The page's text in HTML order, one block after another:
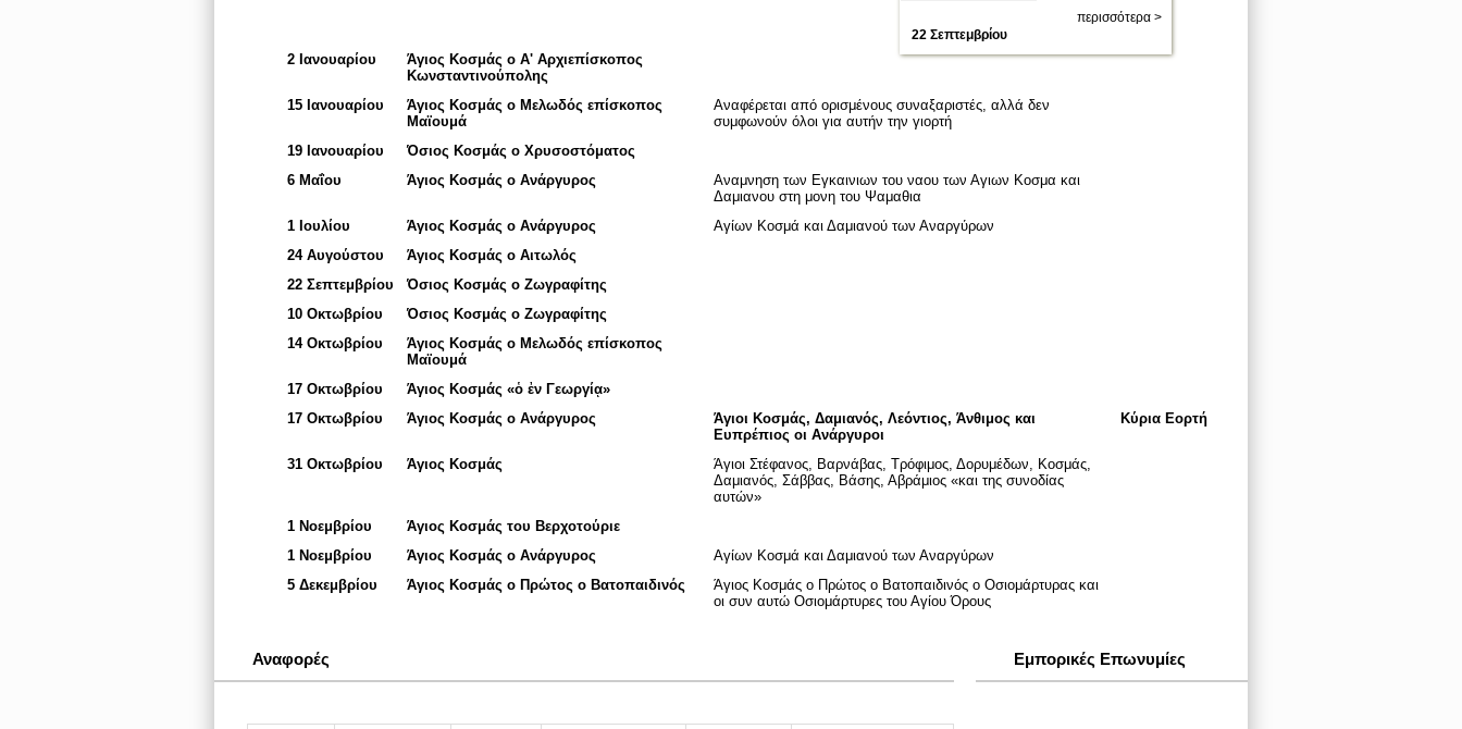
περισσότερα >
22 Σεπτεμβρίου
2 Ιανουαρίου
Άγιος Κοσμάς ο Α' Αρχιεπίσκοπος
Κωνσταντινούπολης
15 Ιανουαρίου
Άγιος Κοσμάς ο Μελωδός επίσκοπος
Μαϊουμά
Αναφέρεται από ορισμένους συναξαριστές, αλλά δεν
συμφωνούν όλοι για αυτήν την γιορτή
19 Ιανουαρίου
Όσιος Κοσμάς ο Χρυσοστόματος
6 Μαΐου
Άγιος Κοσμάς ο Ανάργυρος
Αναμνηση των Εγκαινιων του ναου των Αγιων Κοσμα και
Δαμιανου στη μονη του Ψαμαθια
1 Ιουλίου
Άγιος Κοσμάς ο Ανάργυρος
Αγίων Κοσμά και Δαμιανού των Αναργύρων
24 Αυγούστου
Άγιος Κοσμάς ο Αιτωλός
22 Σεπτεμβρίου
Όσιος Κοσμάς ο Ζωγραφίτης
10 Οκτωβρίου
Όσιος Κοσμάς ο Ζωγραφίτης
14 Οκτωβρίου
Άγιος Κοσμάς ο Μελωδός επίσκοπος
Μαϊουμά
17 Οκτωβρίου
Άγιος Κοσμάς «ὁ ἐν Γεωργίᾳ»
17 Οκτωβρίου
Άγιος Κοσμάς ο Ανάργυρος
Άγιοι Κοσμάς, Δαμιανός, Λεόντιος, Άνθιμος και
Ευπρέπιος οι Ανάργυροι
Κύρια Εορτή
31 Οκτωβρίου Άγιος Κοσμάς
Άγιοι Στέφανος, Bαρνάβας, Tρόφιμος, Δορυμέδων, Kοσμάς,
Δαμιανός, Σάββας, Bάσης, Αβράμιος «και της συνοδίας
αυτών»
1 Νοεμβρίου
Άγιος Κοσμάς του Βερχοτούριε
1 Νοεμβρίου
Άγιος Κοσμάς ο Ανάργυρος
Αγίων Κοσμά και Δαμιανού των Αναργύρων
5 Δεκεμβρίου
Άγιος Κοσμάς ο Πρώτος ο Βατοπαιδινός
Άγιος Κοσμάς ο Πρώτος ο Βατοπαιδινός ο Οσιομάρτυρας και
οι συν αυτώ Οσιομάρτυρες του Αγίου Όρους
Εμπορικές Επωνυμίες
Αναφορές